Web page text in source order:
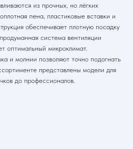
из прочных, но лёгких
пена, пластиковые вставки и
обеспечивает плотную посадку
система вентиляции
оптимальный микроклимат.
и молнии позволяют точно подогнать
представлены модели для
до профессионалов.